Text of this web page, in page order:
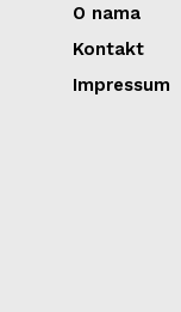
O nama
Kontakt
Impressum